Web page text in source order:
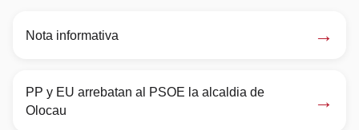
Nota informativa →
PP y EU arrebatan al PSOE la alcaldia de
Olocau
→